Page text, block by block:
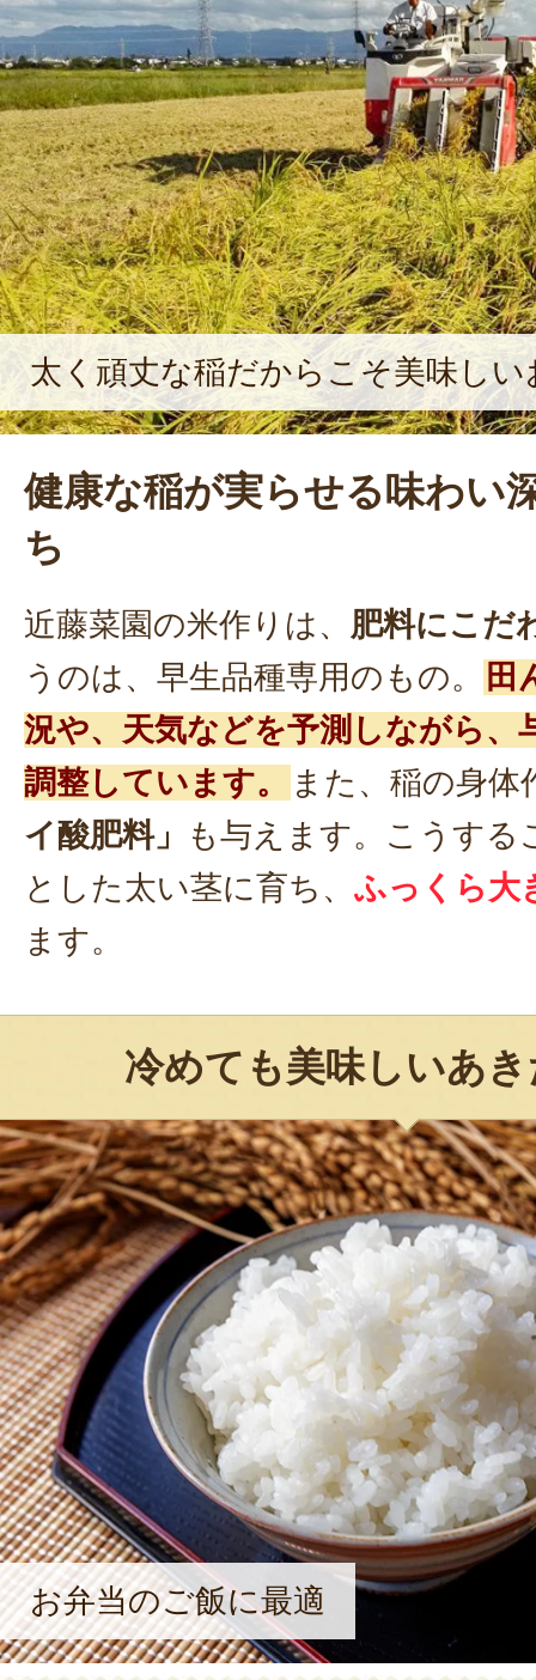
太く頑丈な稲だからこそ美味しい
健康な稲が実らせる味わい
ち
近藤菜園の米作りは、 肥料にこだ
うのは、早生品種専用のもの。
田
況や、天気などを予測しながら、
調整しています。
また、稲の身体
イ酸肥料」
も与えます。こうする
とした太い茎に育ち、 ふっくら大
ます。
冷めても美味しいあ
お弁当のご飯に最適